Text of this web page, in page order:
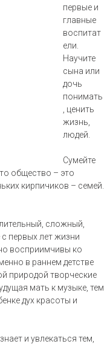
первые и
главные
воспитат
ели.
Научите
сына или
дочь
понимать
, ценить
жизнь,
людей.
Сумейте
общество – это
кирпичиков – семей.
сложный,
первых лет жизни
восприимчивы ко
в раннем детстве
природой творческие
мать к музыке, тем
дух красоты и
и увлекаться тем,